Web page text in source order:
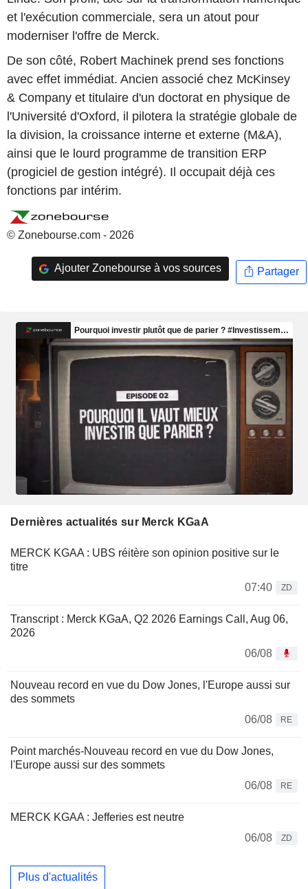
et l'exécution commerciale, sera un atout pour
moderniser l'offre de Merck.
De son côté, Robert Machinek prend ses fonctions
avec effet immédiat. Ancien associé chez McKinsey
& Company et titulaire d'un doctorat en physique de
l'Université d'Oxford, il pilotera la stratégie globale de
la division, la croissance interne et externe (M&A),
ainsi que le lourd programme de transition ERP
(progiciel de gestion intégré). Il occupait déjà ces
fonctions par intérim.
© Zonebourse.com - 2026
Ajouter Zonebourse à vos sources Partager
Dernières actualités sur Merck KGaA
MERCK KGAA : UBS réitère son opinion positive sur le
titre
07:40
ZD
Transcript : Merck KGaA, Q2 2026 Earnings Call, Aug 06,
2026
06/08
Nouveau record en vue du Dow Jones, l'Europe aussi sur
des sommets
06/08
RE
Point marchés-Nouveau record en vue du Dow Jones,
l'Europe aussi sur des sommets
06/08
RE
MERCK KGAA : Jefferies est neutre
06/08
ZD
Plus d'actualités